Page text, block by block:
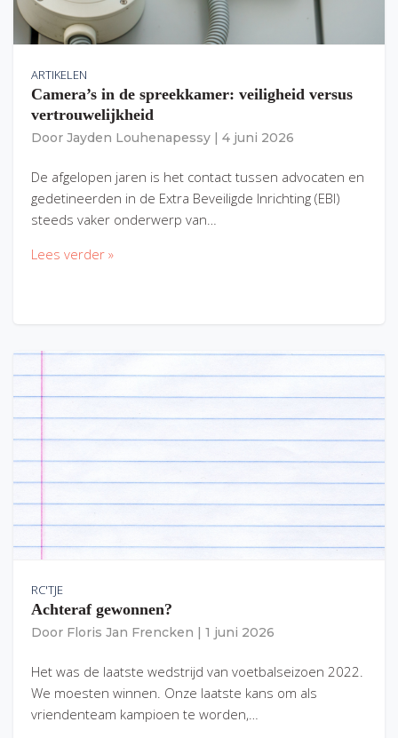
ARTIKELEN
Camera’s in de spreekkamer: veiligheid versus
vertrouwelijkheid
Door Jayden Louhenapessy 4 juni 2026
De afgelopen jaren is het contact tussen advocaten en
gedetineerden in de Extra Beveiligde Inrichting (EBI)
steeds vaker onderwerp van…
Lees verder »
RC'TJE
Achteraf gewonnen?
Door Floris Jan Frencken 1 juni 2026
Het was de laatste wedstrijd van voetbalseizoen 2022.
We moesten winnen. Onze laatste kans om als
vriendenteam kampioen te worden,…